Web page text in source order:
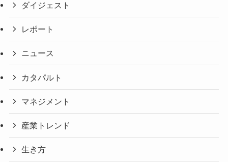
ダイジェスト
レポート
ニュース
カタパルト
マネジメント
産業トレンド
生き方